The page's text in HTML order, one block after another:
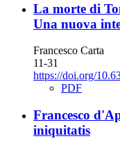
La morte di
Una nuova
Francesco Carta
11-31
https://doi.org/
PDF
Francesco
iniquitatis